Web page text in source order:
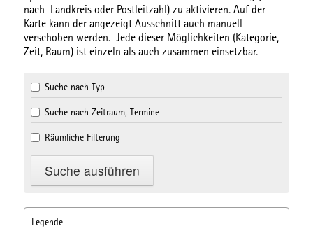
nach Landkreis oder Postleitzahl) zu aktivieren. Auf der
Karte kann der angezeigt Ausschnitt auch manuell
verschoben werden. Jede dieser Möglichkeiten (Kategorie,
Zeit, Raum) ist einzeln als auch zusammen einsetzbar.
Suche nach Typ
Suche nach Zeitraum, Termine
Räumliche Filterung
Legende